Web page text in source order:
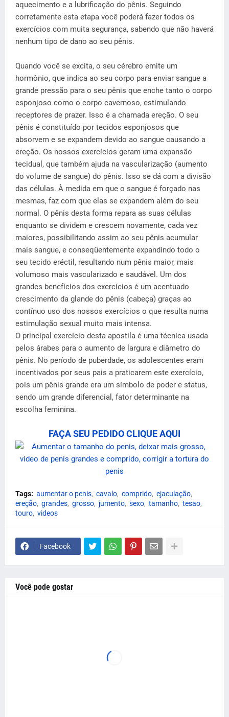
aquecimento e a lubrificação do pênis. Seguindo
corretamente esta etapa você poderá fazer todos os
exercícios com muita segurança, sabendo que não haverá
nenhum tipo de dano ao seu pênis.
Quando você se excita, o seu cérebro emite um
hormônio, que indica ao seu corpo para enviar sangue a
grande pressão para o seu pênis que enche tanto o corpo
esponjoso como o corpo cavernoso, estimulando
receptores de prazer. Isso é a chamada ereção. O seu
pênis é constituído por tecidos esponjosos que
absorvem e se expandem devido ao sangue causando a
ereção. Os nossos exercícios geram uma expansão
tecidual, que também ajuda na vascularização (aumento
do volume de sangue) do pênis. Isso se dá com a divisão
das células. À medida em que o sangue é forçado nas
mesmas, faz com que elas se expandem além do seu
normal. O pênis desta forma repara as suas células
enquanto se dividem e crescem novamente, cada vez
maiores, possibilitando assim ao seu pênis acumular
mais sangue, e conseqüentemente expandindo todo o
seu tecido eréctil, resultando num pênis maior, mais
volumoso mais vascularizado e saudável. Um dos
grandes benefícios dos exercícios é um acentuado
crescimento da glande do pênis (cabeça) graças ao
contínuo uso dos nossos exercícios o que resulta numa
estimulação sexual muito mais intensa.
O principal exercício desta apostila é uma técnica usada
pelos árabes para o aumento de largura e diâmetro do
pênis. No período de puberdade, os adolescentes eram
incentivados por seus pais a praticarem este exercício,
pois um pênis grande era um símbolo de poder e status,
sendo um grande diferencial, fator determinante na
escolha feminina.
FAÇA SEU PEDIDO CLIQUE AQUI
Tags: aumentar o penis cavalo comprido ejaculação
ereção grandes grosso jumento sexo tamanho tesao
touro videos
Facebook
Você pode gostar